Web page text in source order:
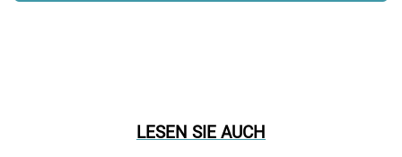
LESEN SIE AUCH